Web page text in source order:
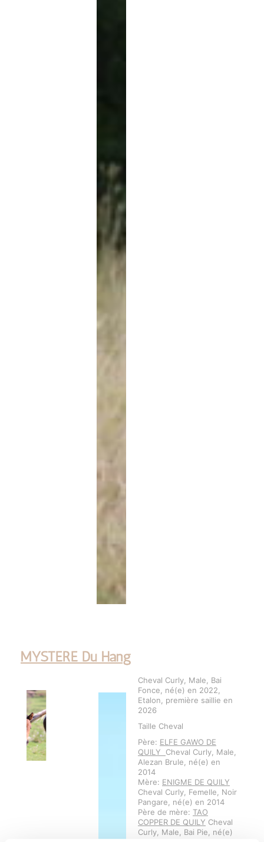
MYSTERE Du Hang
Cheval Curly, Male, Bai
Fonce, né(e) en 2022,
Etalon, première saillie en
2026
Taille Cheval
Père: ELFE GAWO DE
QUILY Cheval Curly, Male,
Alezan Brule, né(e) en
2014
Mère: ENIGME DE QUILY
Cheval Curly, Femelle, Noir
Pangare, né(e) en 2014
Père de mère: TAO
COPPER DE QUILY Cheval
Curly, Male, Bai Pie, né(e)